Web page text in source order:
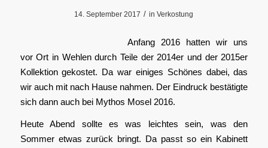
14. September 2017 / inVerkostung
Anfang 2016 hatten wir uns
vor Ort in Wehlen durch Teile der 2014er und der 2015er
Kollektion gekostet. Da war einiges Schönes dabei, das
wir auch mit nach Hause nahmen. Der Eindruck bestätigte
sich dann auch bei Mythos Mosel 2016.
Heute Abend sollte es was leichtes sein, was den
Sommer etwas zurück bringt. Da passt so ein Kabinett